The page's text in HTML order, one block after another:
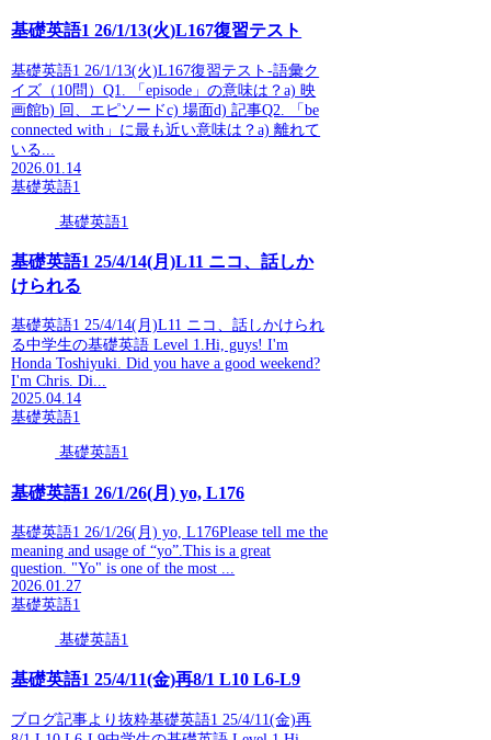
基礎英語1 26/1/13(火)L167復習テスト
基礎英語1 26/1/13(火)L167復習テスト-語彙ク
イズ（10問）Q1. 「episode」の意味は？a) 映
画館b) 回、エピソードc) 場面d) 記事Q2. 「be
connected with」に最も近い意味は？a) 離れて
いる...
2026.01.14
基礎英語1
基礎英語1
基礎英語1 25/4/14(月)L11 ニコ、話しか
けられる
基礎英語1 25/4/14(月)L11 ニコ、話しかけられ
る中学生の基礎英語 Level 1.Hi, guys! I'm
Honda Toshiyuki. Did you have a good weekend?
I'm Chris. Di...
2025.04.14
基礎英語1
基礎英語1
基礎英語1 26/1/26(月) yo, L176
基礎英語1 26/1/26(月) yo, L176Please tell me the
meaning and usage of “yo”.This is a great
question. "Yo" is one of the most ...
2026.01.27
基礎英語1
基礎英語1
基礎英語1 25/4/11(金)再8/1 L10 L6-L9
ブログ記事より抜粋基礎英語1 25/4/11(金)再